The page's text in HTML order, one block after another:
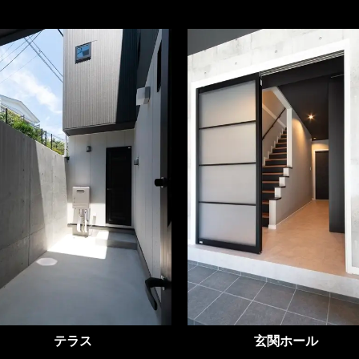
テラス 玄関ホール